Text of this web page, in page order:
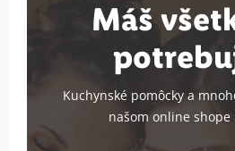
Máš
Kuchynské pomôcky a
našom online shope